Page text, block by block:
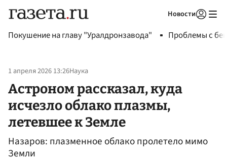
Новости
Покушение на главу "Уралдронзавода" Проблемы с
1 апреля 2026 13:26Наука
Астроном рассказал, куда
исчезло облако плазмы,
летевшее к Земле
Назаров: плазменное облако пролетело мимо
Земли